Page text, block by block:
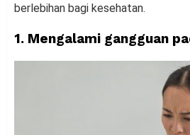
berlebihan bagi kesehatan.
1. Mengalami gangguan